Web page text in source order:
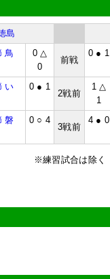
島
鳥
0 △
0
前戦
0 ● 1
い
0 ● 1
2戦前
1 △
1
磐
0 ○ 4
3戦前
4 ● 0
※練習試合は除く